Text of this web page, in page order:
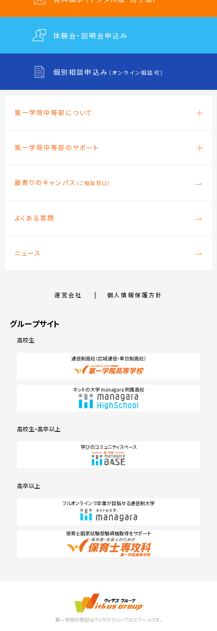
体験会・説明会申込み
個別相談申込み （オンライン相談可）
第一学院中等部について
第一学院中等部のサポート
最寄りのキャンパス （ご相談窓口）
よくある質問
ニュース
運営会社 個人情報保護方針
グループサイト
高校生
通信制高校（広域通信・単位制高校）
ネットの大学 managara 附属高校
高校生・高卒以上
学びのコミュニティスペース
高卒以上
フルオンラインで卒業が目指せる通信制大学
保育士国家試験受験資格取得をサポート
第一学院中等部はウィザスグループのスクールです。